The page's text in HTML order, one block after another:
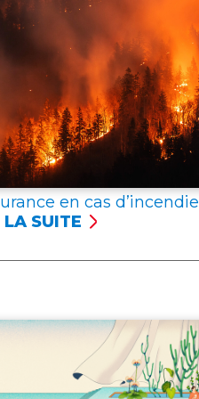
en cas d’incendie
LA SUITE